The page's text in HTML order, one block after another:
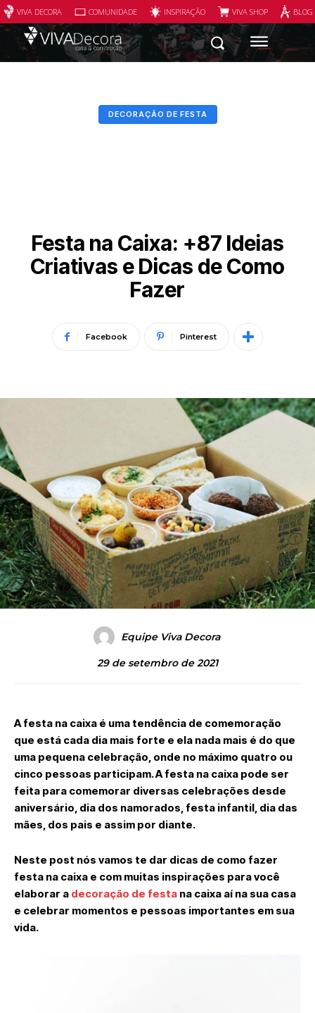
VIVA DECORA COMUNIDADE INSPIRAÇÃO VIVA SHOP
DECORAÇÃO DE FESTA
Festa na Caixa: +87 Ideias
Criativas e Dicas de Como
Fazer
Facebook Pinterest
Equipe Viva Decora
29 de setembro de 2021
A festa na caixa é uma tendência de comemoração
que está cada dia mais forte e ela nada mais é do que
uma pequena celebração, onde no máximo quatro ou
cinco pessoas participam. A festa na caixa pode ser
feita para comemorar diversas celebrações desde
aniversário, dia dos namorados, festa infantil, dia das
mães, dos pais e assim por diante.
Neste post nós vamos te dar dicas de como fazer
festa na caixa e com muitas inspirações para você
elaborar a decoração de festa na caixa aí na sua casa
e celebrar momentos e pessoas importantes em sua
vida.